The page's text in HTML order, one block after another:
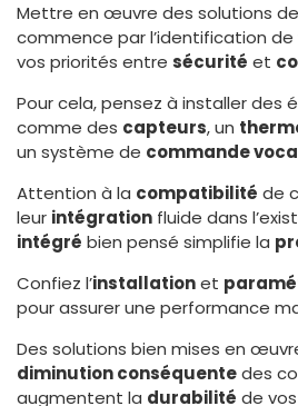
Mettre en œuvre des solutions de
commence par l’identification de
vos priorités entre sécurité et
Pour cela, pensez à installer des
comme des capteurs, un
un système de commande
Attention à la compatibilité de
leur intégration fluide dans
intégré bien pensé simplifie la
Confiez l’installationet
pour assurer une performance
Des solutions bien mises en
diminution conséquentedes
augmentent la durabilité de